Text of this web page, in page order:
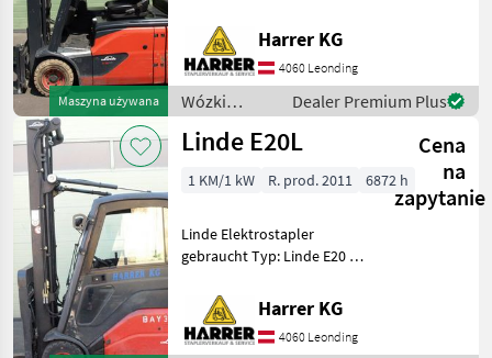
Maszyna używana
2110 mm - Dachscheibe -
Hubhöhe: 4640 mm - Freihu
Harrer KG
4060 Leonding
Wózki
widłowe i
technika
/ Linde
Dealer Premium Plus
Linde E20L
Cena
na
zapytanie
1 KM/1 kW R. prod. 2011 6872 h
Linde Elektrostapler
gebraucht Typ: Linde E20 L
Triplex Mast - Bauhöhe:
2822 mm - Vollkabine inkl.
Heizung - Hubhöhe: 6225 m
Harrer KG
4060 Leonding